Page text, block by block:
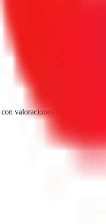
valoraciones reales de Google.